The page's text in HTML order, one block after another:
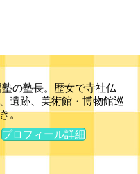
の塾長。歴女で寺社仏
遺跡、美術館・博物館巡
。
プロフィール詳細